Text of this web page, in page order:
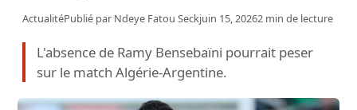
ActualitéPublié par Ndeye Fatou Seckjuin 15, 20262 min de lecture
L'absence de Ramy Bensebaïni pourrait peser
sur le match Algérie-Argentine.